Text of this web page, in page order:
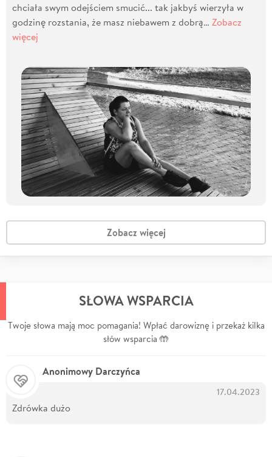
chciała swym odejściem smucić... tak jakbyś wierzyła w
godzinę rozstania, że masz niebawem z dobrą… Zobacz
więcej
Zobacz więcej
SŁOWA WSPARCIA
Twoje słowa mają moc pomagania! Wpłać darowiznę i przekaż kilka
słów wsparcia 🤲
Anonimowy Darczyńca
17.04.2023
Zdrówka dużo